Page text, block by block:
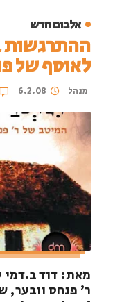
אלבום חדש
ההתרגשות
לאוסף של
מנהל 6.2.08
מאת: דוד ב.דמי
ר' פנחס וובער,